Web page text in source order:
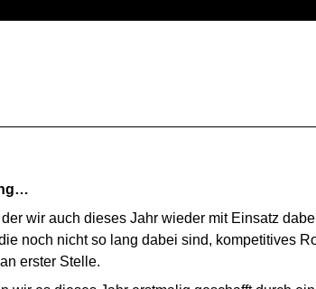
wir auch dieses Jahr wieder mit Einsatz
noch nicht so lang dabei sind, kompetitives
erster Stelle.